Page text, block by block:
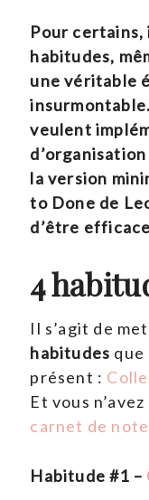
Pour
habitudes,
une véritable
veulent
la version
to Done de
d’être
4
Il s’agit de
habitudes que
présent :
Et vous
carnet de
Habitude #1 –